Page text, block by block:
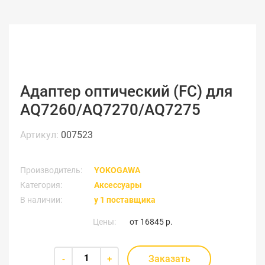
Адаптер оптический (FC) для
AQ7260/AQ7270/AQ7275
Артикул: 007523
Производитель:
YOKOGAWA
Категория:
Аксессуары
В наличии:
у 1 поставщика
Цены: от 16845 р.
- + Заказать